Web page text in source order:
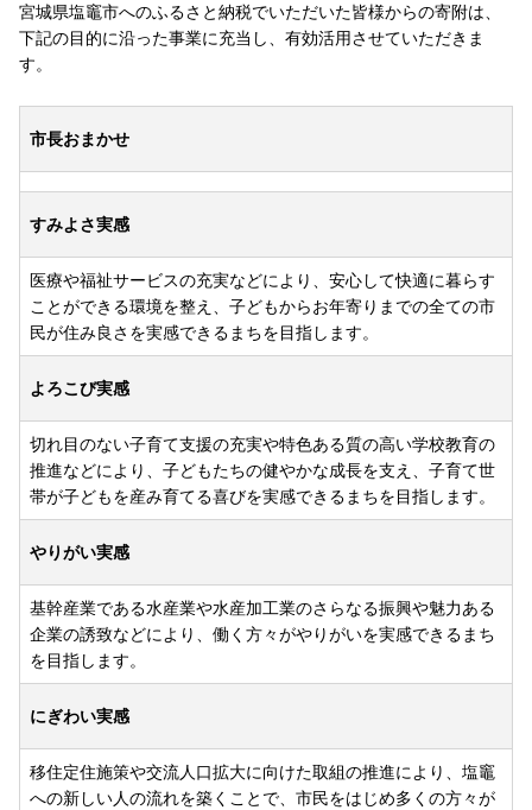
宮城県塩竈市へのふるさと納税でいただいた皆様からの寄附は、
下記の目的に沿った事業に充当し、有効活用させていただきま
す。
市長おまかせ
すみよさ実感
医療や福祉サービスの充実などにより、安心して快適に暮らす
ことができる環境を整え、子どもからお年寄りまでの全ての市
民が住み良さを実感できるまちを目指します。
よろこび実感
切れ目のない子育て支援の充実や特色ある質の高い学校教育の
推進などにより、子どもたちの健やかな成長を支え、子育て世
帯が子どもを産み育てる喜びを実感できるまちを目指します。
やりがい実感
基幹産業である水産業や水産加工業のさらなる振興や魅力ある
企業の誘致などにより、働く方々がやりがいを実感できるまち
を目指します。
にぎわい実感
移住定住施策や交流人口拡大に向けた取組の推進により、塩竈
への新しい人の流れを築くことで、市民をはじめ多くの方々が